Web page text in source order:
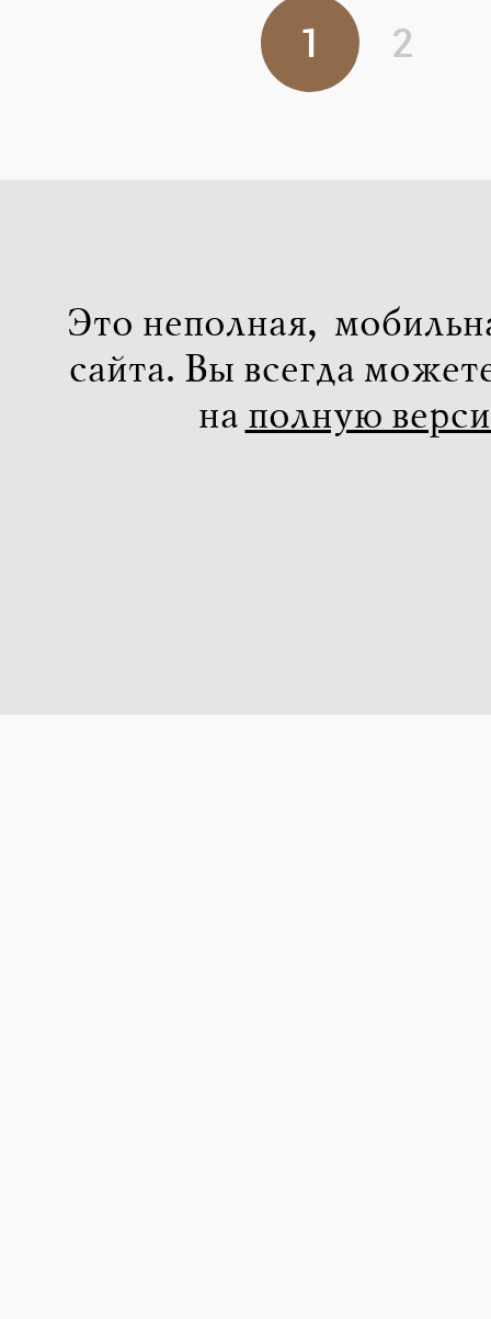
1 2
Это неполная,
сайта. Вы всегда
на полную